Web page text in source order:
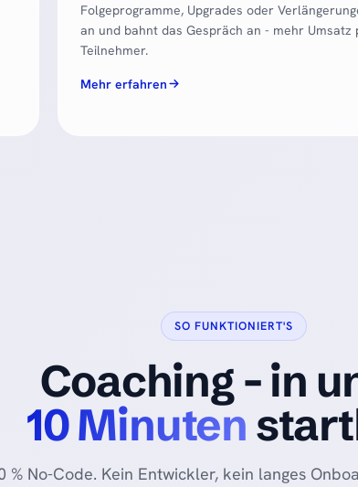
Folgeprogramme, Upgrades oder
an und bahnt das Gespräch an - mehr Umsatz
Teilnehmer.
Mehr erfahren
SO FUNKTIONIERT'S
Coaching - in
10 Minuten
% No-Code. Kein Entwickler, kein langes